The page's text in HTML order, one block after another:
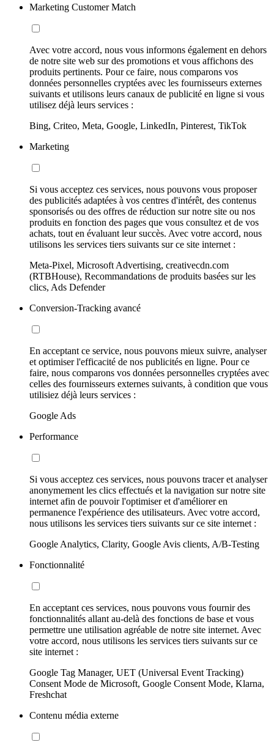
Marketing Customer Match
Avec votre accord, nous vous informons également en dehors
de notre site web sur des promotions et vous affichons des
produits pertinents. Pour ce faire, nous comparons vos
données personnelles cryptées avec les fournisseurs externes
suivants et utilisons leurs canaux de publicité en ligne si vous
utilisez déjà leurs services :
Bing, Criteo, Meta, Google, LinkedIn, Pinterest, TikTok
Marketing
Si vous acceptez ces services, nous pouvons vous proposer
des publicités adaptées à vos centres d'intérêt, des contenus
sponsorisés ou des offres de réduction sur notre site ou nos
produits en fonction des pages que vous consultez et de vos
achats, tout en évaluant leur succès. Avec votre accord, nous
utilisons les services tiers suivants sur ce site internet :
Meta-Pixel, Microsoft Advertising, creativecdn.com
(RTBHouse), Recommandations de produits basées sur les
clics, Ads Defender
Conversion-Tracking avancé
En acceptant ce service, nous pouvons mieux suivre, analyser
et optimiser l'efficacité de nos publicités en ligne. Pour ce
faire, nous comparons vos données personnelles cryptées avec
celles des fournisseurs externes suivants, à condition que vous
utilisiez déjà leurs services :
Google Ads
Performance
Si vous acceptez ces services, nous pouvons tracer et analyser
anonymement les clics effectués et la navigation sur notre site
internet afin de pouvoir l'optimiser et d'améliorer en
permanence l'expérience des utilisateurs. Avec votre accord,
nous utilisons les services tiers suivants sur ce site internet :
Google Analytics, Clarity, Google Avis clients, A/B-Testing
Fonctionnalité
En acceptant ces services, nous pouvons vous fournir des
fonctionnalités allant au-delà des fonctions de base et vous
permettre une utilisation agréable de notre site internet. Avec
votre accord, nous utilisons les services tiers suivants sur ce
site internet :
Google Tag Manager, UET (Universal Event Tracking)
Consent Mode de Microsoft, Google Consent Mode, Klarna,
Freshchat
Contenu média externe